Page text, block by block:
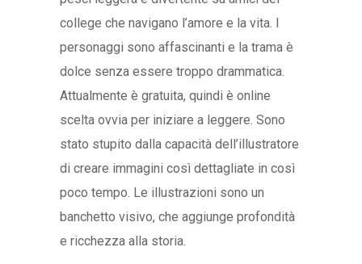
college che navigano l’amore e la vita. I
personaggi sono affascinanti e la trama è
dolce senza essere troppo drammatica.
Attualmente è gratuita, quindi è online
scelta ovvia per iniziare a leggere. Sono
stato stupito dalla capacità dell’illustratore
di creare immagini così dettagliate in così
poco tempo. Le illustrazioni sono un
banchetto visivo, che aggiunge profondità
e ricchezza alla storia.